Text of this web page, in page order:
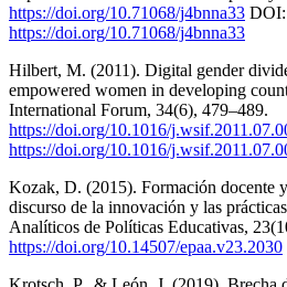
https://doi.org/10.71068/j4bnna33 DOI:
https://doi.org/10.71068/j4bnna33
Hilbert, M. (2011). Digital gender
empowered women in developing
International Forum, 34(6), 479–489.
https://doi.org/10.1016/
https://doi.org/10.1016/
Kozak, D. (2015). Formación docente
discurso de la innovación y las
Analíticos de Políticas Educativas,
https://doi.org/10.14507/epaa.v23.2030